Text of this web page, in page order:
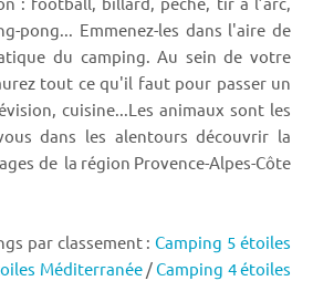
pong... Emmenez-les dans l'aire de
du camping. Au sein de votre
tout ce qu'il faut pour passer un
cuisine...Les animaux sont les
dans les alentours découvrir la
de la région Provence-Alpes-Côte
par classement :Camping 5 étoiles
Méditerranée/Camping 4 étoiles